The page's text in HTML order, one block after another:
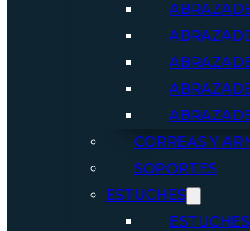
CORREAS Y
SOPORTES
ESTUCHES